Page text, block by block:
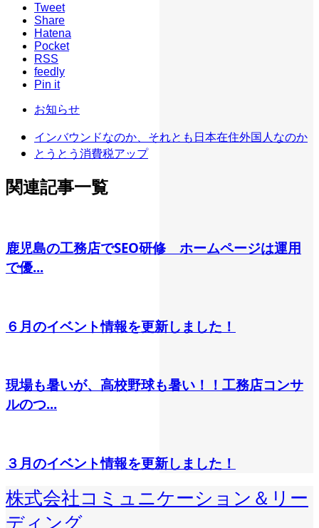
Tweet
Share
Hatena
Pocket
RSS
feedly
Pin it
お知らせ
インバウンドなのか、それとも日本在住外国人なのか
とうとう消費税アップ
関連記事一覧
鹿児島の工務店でSEO研修 ホームページは運用
で優...
６月のイベント情報を更新しました！
現場も暑いが、高校野球も暑い！！工務店コンサ
ルのつ...
３月のイベント情報を更新しました！
株式会社コミュニケーション＆リー
ディング